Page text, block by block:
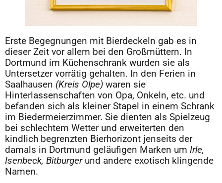
Erste Begegnungen mit Bierdeckeln gab es in
dieser Zeit vor allem bei den Großmüttern. In
Dortmund im Küchenschrank wurden sie als
Untersetzer vorrätig gehalten. In den Ferien in
Saalhausen (Kreis Olpe) waren sie
Hinterlassenschaften von Opa, Onkeln, etc. und
befanden sich als kleiner Stapel in einem Schrank
im Biedermeierzimmer. Sie dienten als Spielzeug
bei schlechtem Wetter und erweiterten den
kindlich begrenzten Bierhorizont jenseits der
damals in Dortmund geläufigen Marken um Irle,
Isenbeck, Bitburgerund andere exotisch klingende
Namen.